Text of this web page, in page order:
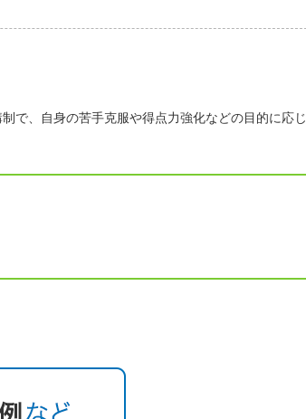
で、自身の苦手克服や得点力強化などの目的に応じ